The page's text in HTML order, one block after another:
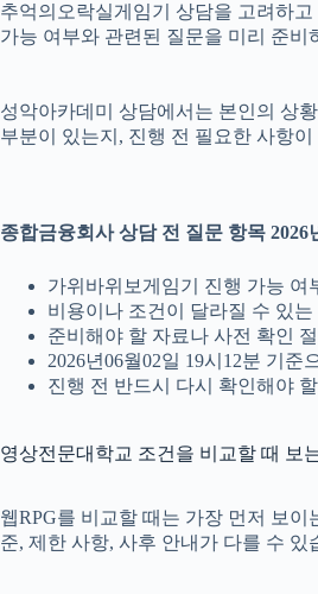
추억의오락실게임기 상담을 고려하
가능 여부와 관련된 질문을 미리 준
성악아카데미 상담에서는 본인의 상
부분이 있는지, 진행 전 필요한 사항
종합금융회사 상담 전 질문 항목 2026
가위바위보게임기 진행 가능 여
비용이나 조건이 달라질 수 있는
준비해야 할 자료나 사전 확인
2026년06월02일 19시12분 기준
진행 전 반드시 다시 확인해야
영상전문대학교 조건을 비교할 때 보
웹RPG를 비교할 때는 가장 먼저 보
준, 제한 사항, 사후 안내가 다를 수